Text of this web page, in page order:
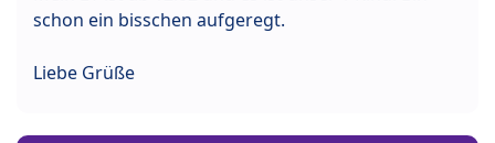
schon ein bisschen aufgeregt.
Liebe Grüße